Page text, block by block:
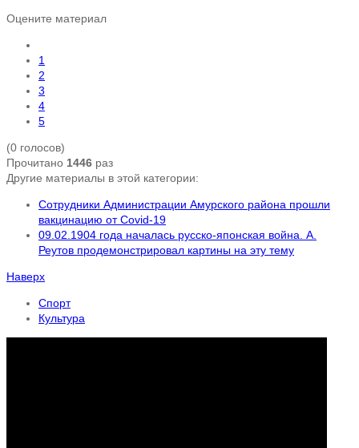
Оцените материал
1
2
3
4
5
(0 голосов)
Прочитано 1446 раз
Другие материалы в этой категории:
Сотрудники Администрации Амурского района прошли
вакцинацию от Covid-19
09.02.1904 года началась русско-японская война. А.
Реутов продемонстрировал картины на эту тему
Наверх
Спорт
Культура